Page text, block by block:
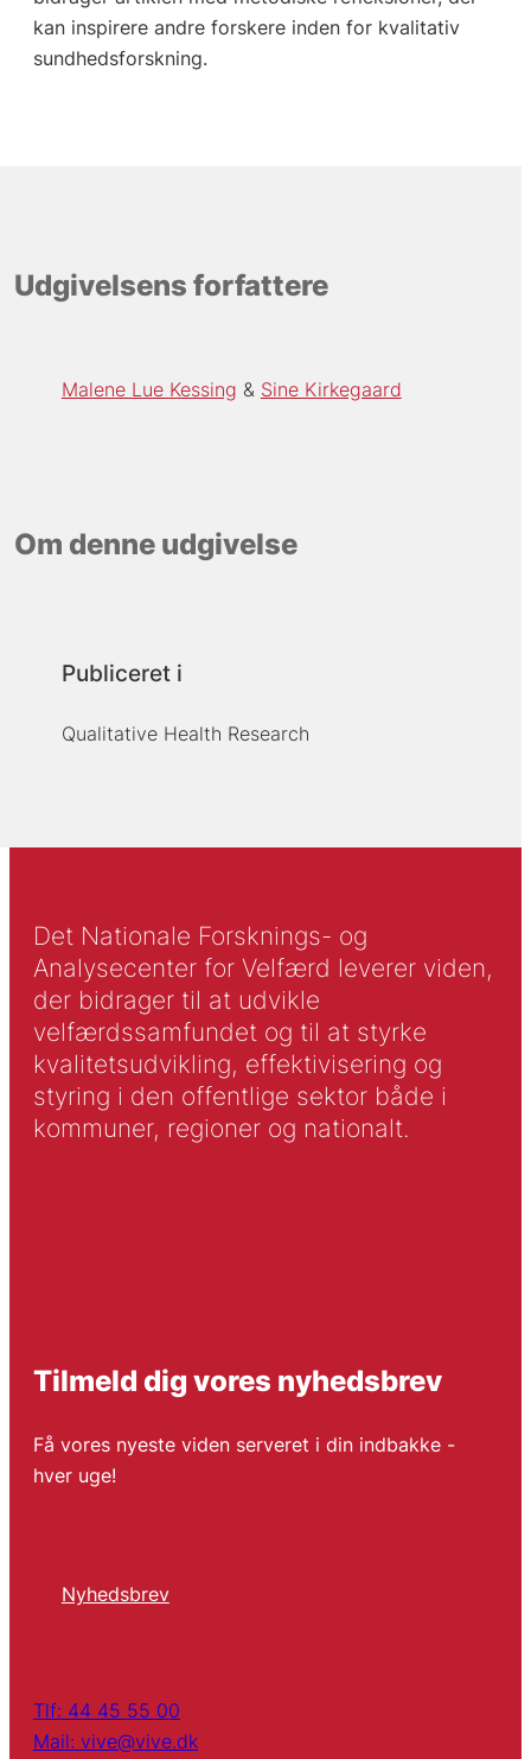
kan inspirere andre forskere inden for kvalitativ
sundhedsforskning.
Udgivelsens forfattere
Malene Lue Kessing Sine Kirkegaard
Om denne udgivelse
Publiceret i
Qualitative Health Research
Det Nationale Forsknings- og
Analysecenter for Velfærd leverer viden,
der bidrager til at udvikle
velfærdssamfundet og til at styrke
kvalitetsudvikling, effektivisering og
styring i den offentlige sektor både i
kommuner, regioner og nationalt.
Tilmeld dig vores nyhedsbrev
Få vores nyeste viden serveret i din indbakke -
hver uge!
Nyhedsbrev
Tlf: 44 45 55 00
Mail: vive@vive.dk